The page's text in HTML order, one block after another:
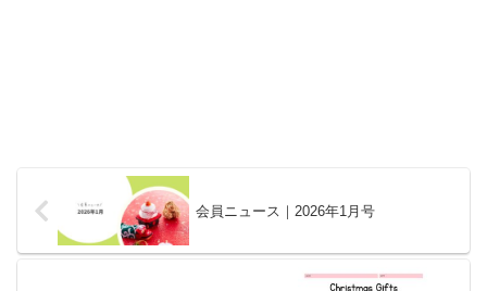
会員ニュース｜2026年1月号